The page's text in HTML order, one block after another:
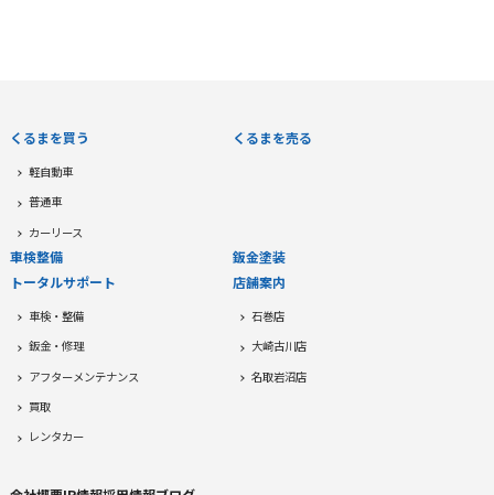
くるまを買う
軽自動車
普通車
カーリース
くるまを売る
車検整備
鈑金塗装
トータルサポート
車検・整備
鈑金・修理
アフターメンテナンス
買取
レンタカー
店舗案内
石巻店
大崎古川店
名取岩沼店